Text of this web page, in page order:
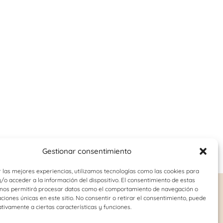
Gestionar consentimiento
las mejores experiencias, utilizamos tecnologías como las cookies para
o acceder a la información del dispositivo. El consentimiento de estas
permitirá procesar datos como el comportamiento de navegación o
únicas en este sitio. No consentir o retirar el consentimiento, puede
a ciertas características y funciones.
juvenil Logopedia